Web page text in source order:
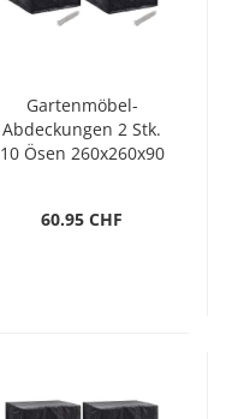
Gartenmöbel-
Abdeckungen 2 Stk.
10 Ösen 260x260x90
60.95 CHF